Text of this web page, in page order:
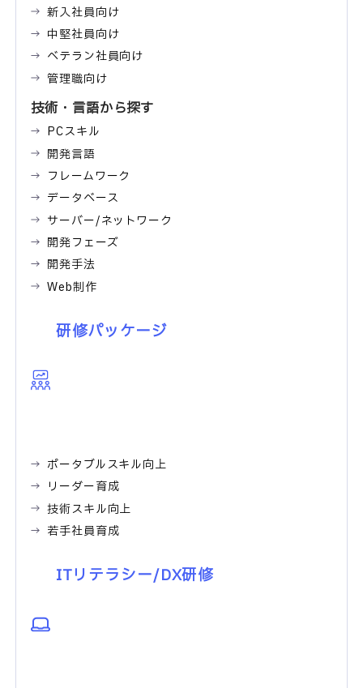
新入社員向け
中堅社員向け
ベテラン社員向け
管理職向け
技術・言語から探す
PCスキル
開発言語
フレームワーク
データベース
サーバー/ネットワーク
開発フェーズ
開発手法
Web制作
研修パッケージ
ポータブルスキル向上
リーダー育成
技術スキル向上
若手社員育成
ITリテラシー/DX研修